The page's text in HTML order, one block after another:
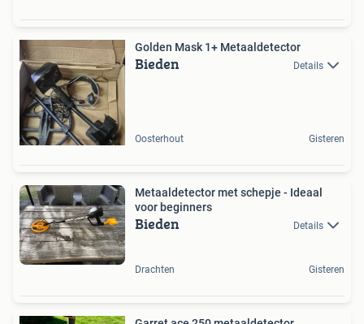
Golden Mask 1+ Metaaldetector
Bieden Details
Oosterhout Gisteren
Metaaldetector met schepje - Ideaal
voor beginners
Bieden Details
Drachten Gisteren